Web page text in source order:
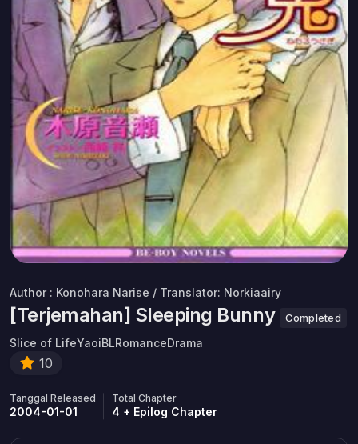
Author : Konohara Narise / Translator: Norkiaairy
[Terjemahan] Sleeping Bunny Completed
Slice of LifeYaoiBLRomanceDrama
10
Tanggal Released
2004-01-01
Total Chapter
4 + Epilog Chapter